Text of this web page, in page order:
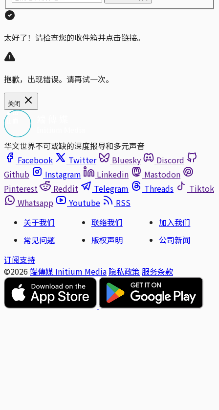
太好了！请检查您的收件箱并点击链接。
抱歉，出现错误。请再试一次。
关闭
华文世界不可或缺的深度报导和多元声音
Facebook
Twitter Bluesky
Discord
Github
Instagram Linkedin
Mastodon
Pinterest
Reddit Telegram Threads
Tiktok
Whatsapp
Youtube
RSS
关于我们
联络我们
加入我们
常见问题
版权声明
公司新闻
订阅支持
©2026 端傳媒 Initium Media 隐私政策 服务条款